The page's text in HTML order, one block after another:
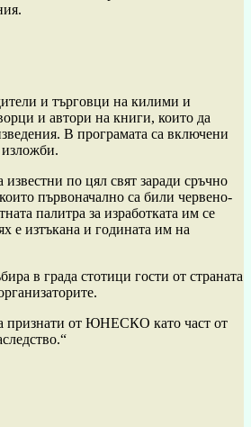
и търговци на килими и
и автори на книги, които да
В програмата са включени
изложби.
по цял свят заради сръчно
първоначално са били червено-
палитра за изработката им се
е изтъкана и годината им на
в града стотици гости от страната
признати от ЮНЕСКО като част от